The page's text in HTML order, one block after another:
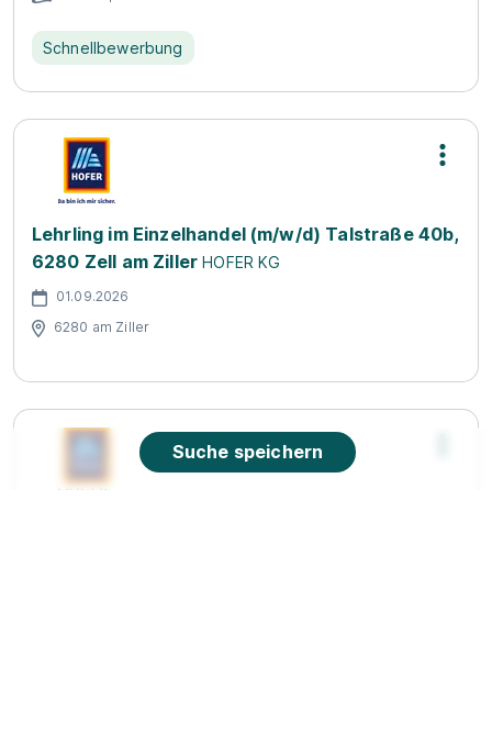
Schnellbewerbung
Lehrling im Einzelhandel (m/w/d) Talstraße 40b,
6280 Zell am Ziller HOFER KG
01.09.2026
6280 am Ziller
Suche speichern